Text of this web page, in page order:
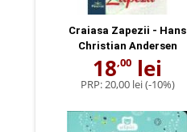
Craiasa Zapezii - Hans
Christian Andersen
18,00 lei
PRP:20,00 lei(-10%)